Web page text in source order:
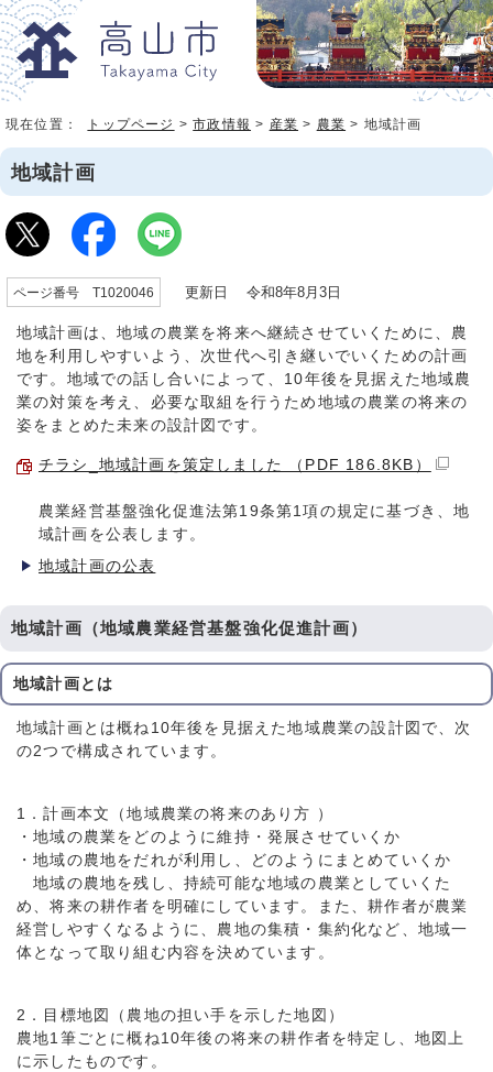
現在位置： トップページ >市政情報 > 産業 > 農業 > 地域計画
地域計画
ページ番号 T1020046 更新日 令和8年8月3日
地域計画は、地域の農業を将来へ継続させていくために、農
地を利用しやすいよう、次世代へ引き継いでいくための計画
です。地域での話し合いによって、10年後を見据えた地域農
業の対策を考え、必要な取組を行うため地域の農業の将来の
姿をまとめた未来の設計図です。
チラシ_地域計画を策定しました （PDF 186.8KB）
農業経営基盤強化促進法第19条第1項の規定に基づき、地
域計画を公表します。
地域計画の公表
地域計画（地域農業経営基盤強化促進計画）
地域計画とは
地域計画とは概ね10年後を見据えた地域農業の設計図で、次
の2つで構成されています。
1．計画本文（地域農業の将来のあり方 ）
・地域の農業をどのように維持・発展させていくか
・地域の農地をだれが利用し、どのようにまとめていくか
地域の農地を残し、持続可能な地域の農業としていくた
め、将来の耕作者を明確にしています。また、耕作者が農業
経営しやすくなるように、農地の集積・集約化など、地域⼀
体となって取り組む内容を決めています。
2．目標地図（農地の担い手を示した地図）
農地1筆ごとに概ね10年後の将来の耕作者を特定し、地図上
に示したものです。